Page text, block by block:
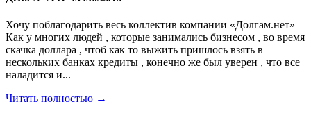
Хочу поблагодарить весь коллектив компании «Долгам.нет»
Как у многих людей , которые занимались бизнесом , во время
скачка доллара , чтоб как то выжить пришлось взять в
нескольких банках кредиты , конечно же был уверен , что все
наладится и...
Читать полностью →